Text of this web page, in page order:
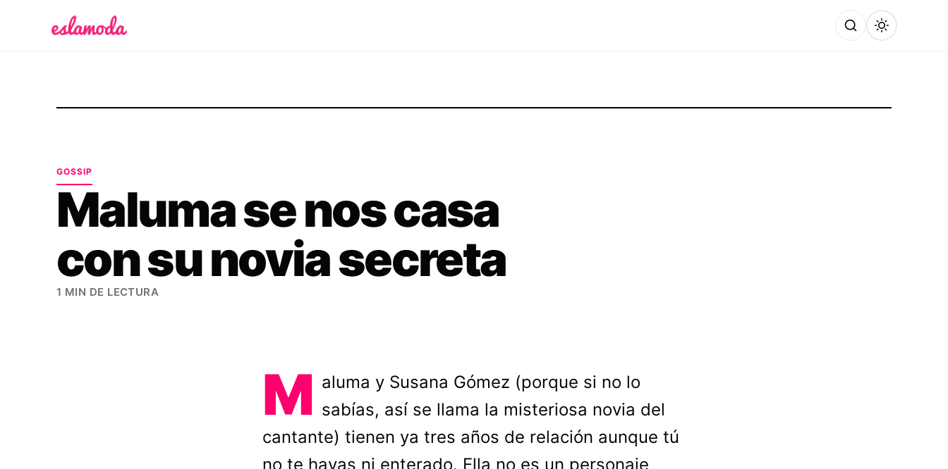
GOSSIP
Maluma se nos casa
con su novia secreta
1 MIN DE LECTURA
M aluma y Susana Gómez (porque si no lo
sabías, así se llama la misteriosa novia del
cantante) tienen ya tres años de relación aunque tú
no te hayas ni enterado. Ella no es un personaje